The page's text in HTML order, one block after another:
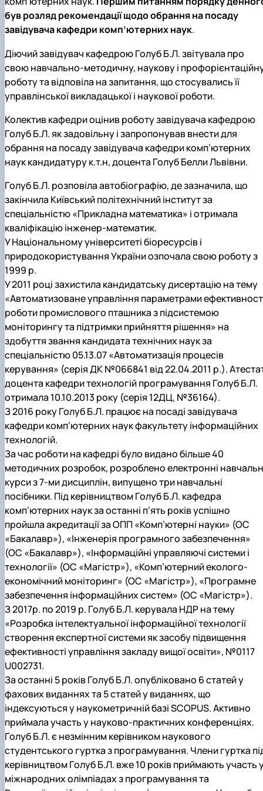
був розляд рекомендації щодо обрання на посаду
завідувача кафедри комп’ютерних наук.
Діючий завідувач кафедрою Голуб Б.Л. звітувала про
свою навчально-методичну, наукову і
роботу та відповіла на запитання, що стосувались її
управлінської викладацької і наукової роботи.
Колектив кафедри оцінив роботу завідувача кафедрою
Голуб Б.Л. як задовільну і запропонував внести для
обрання на посаду завідувача кафедри комп’ютерних
наук кандидатуру к.т.н, доцента Голуб Белли Львівни.
Голуб Б.Л. розповіла автобіографію, де зазначила, що
закінчила Київський політехнічний інститут за
спеціальністю «Прикладна математика» і отримала
кваліфікацію інженер-математик.
У Національному університеті біоресурсів і
природокористування України озпочала свою роботу з
1999 р.
У 2011 році захистила кандидатську дисертацію на тему
«Автоматизоване управління параметрами
роботи промислового пташника з підсистемою
моніторингу та підтримки прийняття рішення» на
здобуття звання кандидата технічних наук за
спеціальністю 05.13.07 «Автоматизація процесів
керування» (серія ДК №066841 від 22.04.2011 р.).
доцента кафедри технологій програмування Голуб Б.Л.
отримала 10.10.2013 року (серія 12ДЦ, №36164).
З 2016 року Голуб Б.Л. працює на посаді завідувача
кафедри комп’ютерних наук факультету інформаційних
технологій.
За час роботи на кафедрі було видано більше 40
методичних розробок, розроблено електронні
курси з 7-ми дисциплін, випущено три навчальні
посібники. Під керівництвом Голуб Б.Л. кафедра
комп’ютерних наук за останні п’ять років успішно
пройшла акредитації за ОПП «Комп’ютерні науки» (ОС
«Бакалавр»), «Інженерія програмного забезпечення»
(ОС «Бакалавр»), «Інформаційні управляючі системи і
технології» (ОС «Магістр»), «Комп’ютерний еколого-
економічний моніторинг» (ОС «Магістр»), «Програмне
забезпечення інформаційних систем» (ОС «Магістр»).
З 2017р. по 2019 р. Голуб Б.Л. керувала НДР на тему
«Розробка інтелектуальної інформаційної технології
створення експертної системи як засобу підвищення
ефективності управління закладу вищої освіти», №0117
U002731.
За останні 5 років Голуб Б.Л. опубліковано 6 статей у
фахових виданнях та 5 статей у виданнях, що
індексуються у наукометричній базі SCOPUS. Активно
приймала участь у науково-практичних конференціях.
Голуб Б.Л. є незмінним керівником наукового
студентського гуртка з програмування. Члени гуртка
керівництвом Голуб Б.Л. вже 10 років приймають участь
міжнародних олімпіадах з програмування та